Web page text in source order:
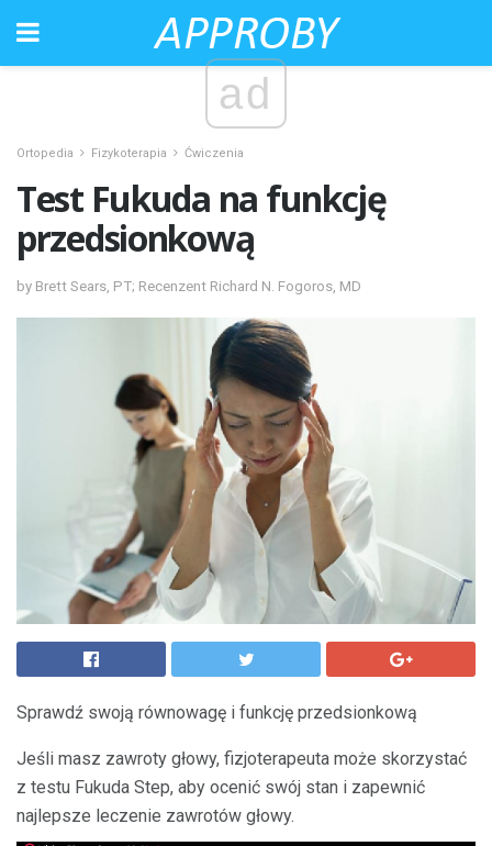
ad
Ortopedia Fizykoterapia Ćwiczenia
Test Fukuda na funkcję
przedsionkową
by Brett Sears, PT; Recenzent Richard N. Fogoros, MD
Sprawdź swoją równowagę i funkcję przedsionkową
Jeśli masz zawroty głowy, fizjoterapeuta może skorzystać
z testu Fukuda Step, aby ocenić swój stan i zapewnić
najlepsze leczenie zawrotów głowy.